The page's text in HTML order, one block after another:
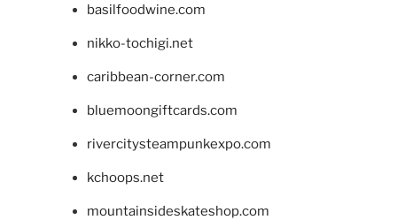
basilfoodwine.com
nikko-tochigi.net
caribbean-corner.com
bluemoongiftcards.com
rivercitysteampunkexpo.com
kchoops.net
mountainsideskateshop.com